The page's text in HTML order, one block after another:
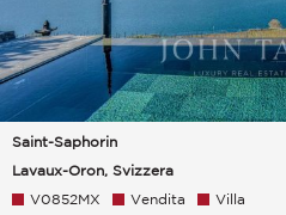
Saint-Saphorin
Lavaux-Oron, Svizzera
V0852MX Vendita Villa